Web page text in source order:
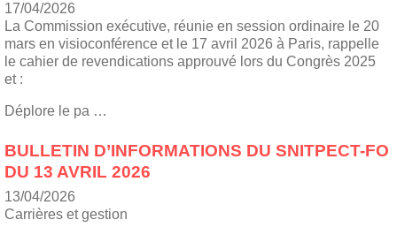
17/04/2026
La Commission exécutive, réunie en session ordinaire le 20
mars en visioconférence et le 17 avril 2026 à Paris, rappelle
le cahier de revendications approuvé lors du Congrès 2025
et :
Déplore le pa …
BULLETIN D’INFORMATIONS DU SNITPECT-FO
DU 13 AVRIL 2026
13/04/2026
Carrières et gestion